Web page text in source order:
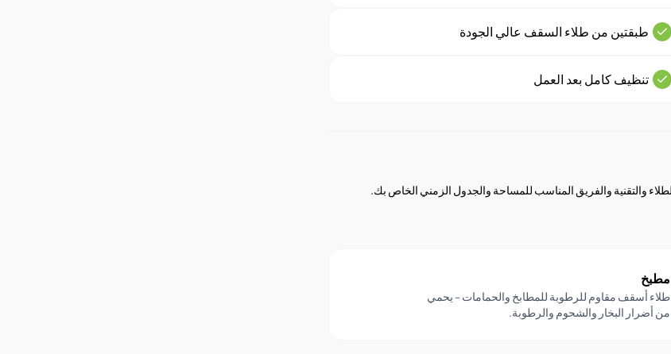
طبقتين من طلاء السقف عالي الجودة
تنظيف كامل بعد العمل
مطبخ
طلاء أسقف مقاوم للرطوبة للمطابخ والحمامات - يحمي
من أضرار البخار والشحوم والرطوبة.